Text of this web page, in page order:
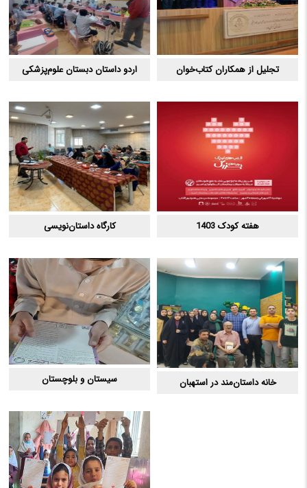
تجلیل از همکاران کتاب‌خوان اردو داستان دبستان علوم‌پزشکی
هفته کودک 1403 کارگاه داستان‌نویسی
خانه داستان‌مند در استهبان سیستان و بلوچستان